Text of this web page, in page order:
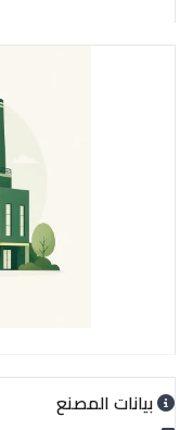
بيانات المصنع